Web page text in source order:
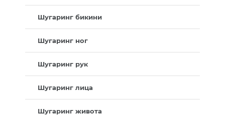
Шугаринг бикини
Шугаринг ног
Шугаринг рук
Шугаринг лица
Шугаринг живота